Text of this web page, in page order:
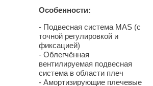
Особенности:
- Подвесная система MAS (с
точной регулировкой и
фиксацией)
- Облегчённая
вентилируемая подвесная
система в области плеч
- Амортизирующие плечевые